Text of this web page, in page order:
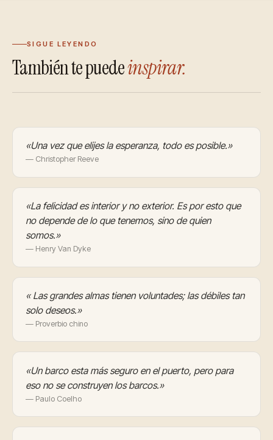
SIGUE LEYENDO
También te puedeinspirar.
«Una vez que elijes la esperanza, todo es posible.»
— Christopher Reeve
«La felicidad es interior y no exterior. Es por esto que
no depende de lo que tenemos, sino de quien
somos.»
— Henry Van Dyke
« Las grandes almas tienen voluntades; las débiles tan
solo deseos.»
— Proverbio chino
«Un barco esta más seguro en el puerto, pero para
eso no se construyen los barcos.»
— Paulo Coelho